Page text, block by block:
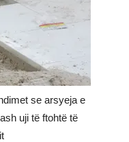
se arsyeja e
uji të ftohtë të